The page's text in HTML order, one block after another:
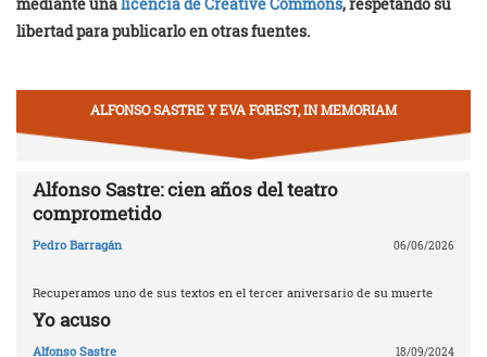
libertad para publicarlo en otras fuentes.
ALFONSO SASTRE Y EVA FOREST, IN MEMORIAM
Alfonso Sastre: cien años del teatro
comprometido
Pedro Barragán 06/06/2026
Recuperamos uno de sus textos en el tercer aniversario de su muerte
Yo acuso
Alfonso Sastre 18/09/2024